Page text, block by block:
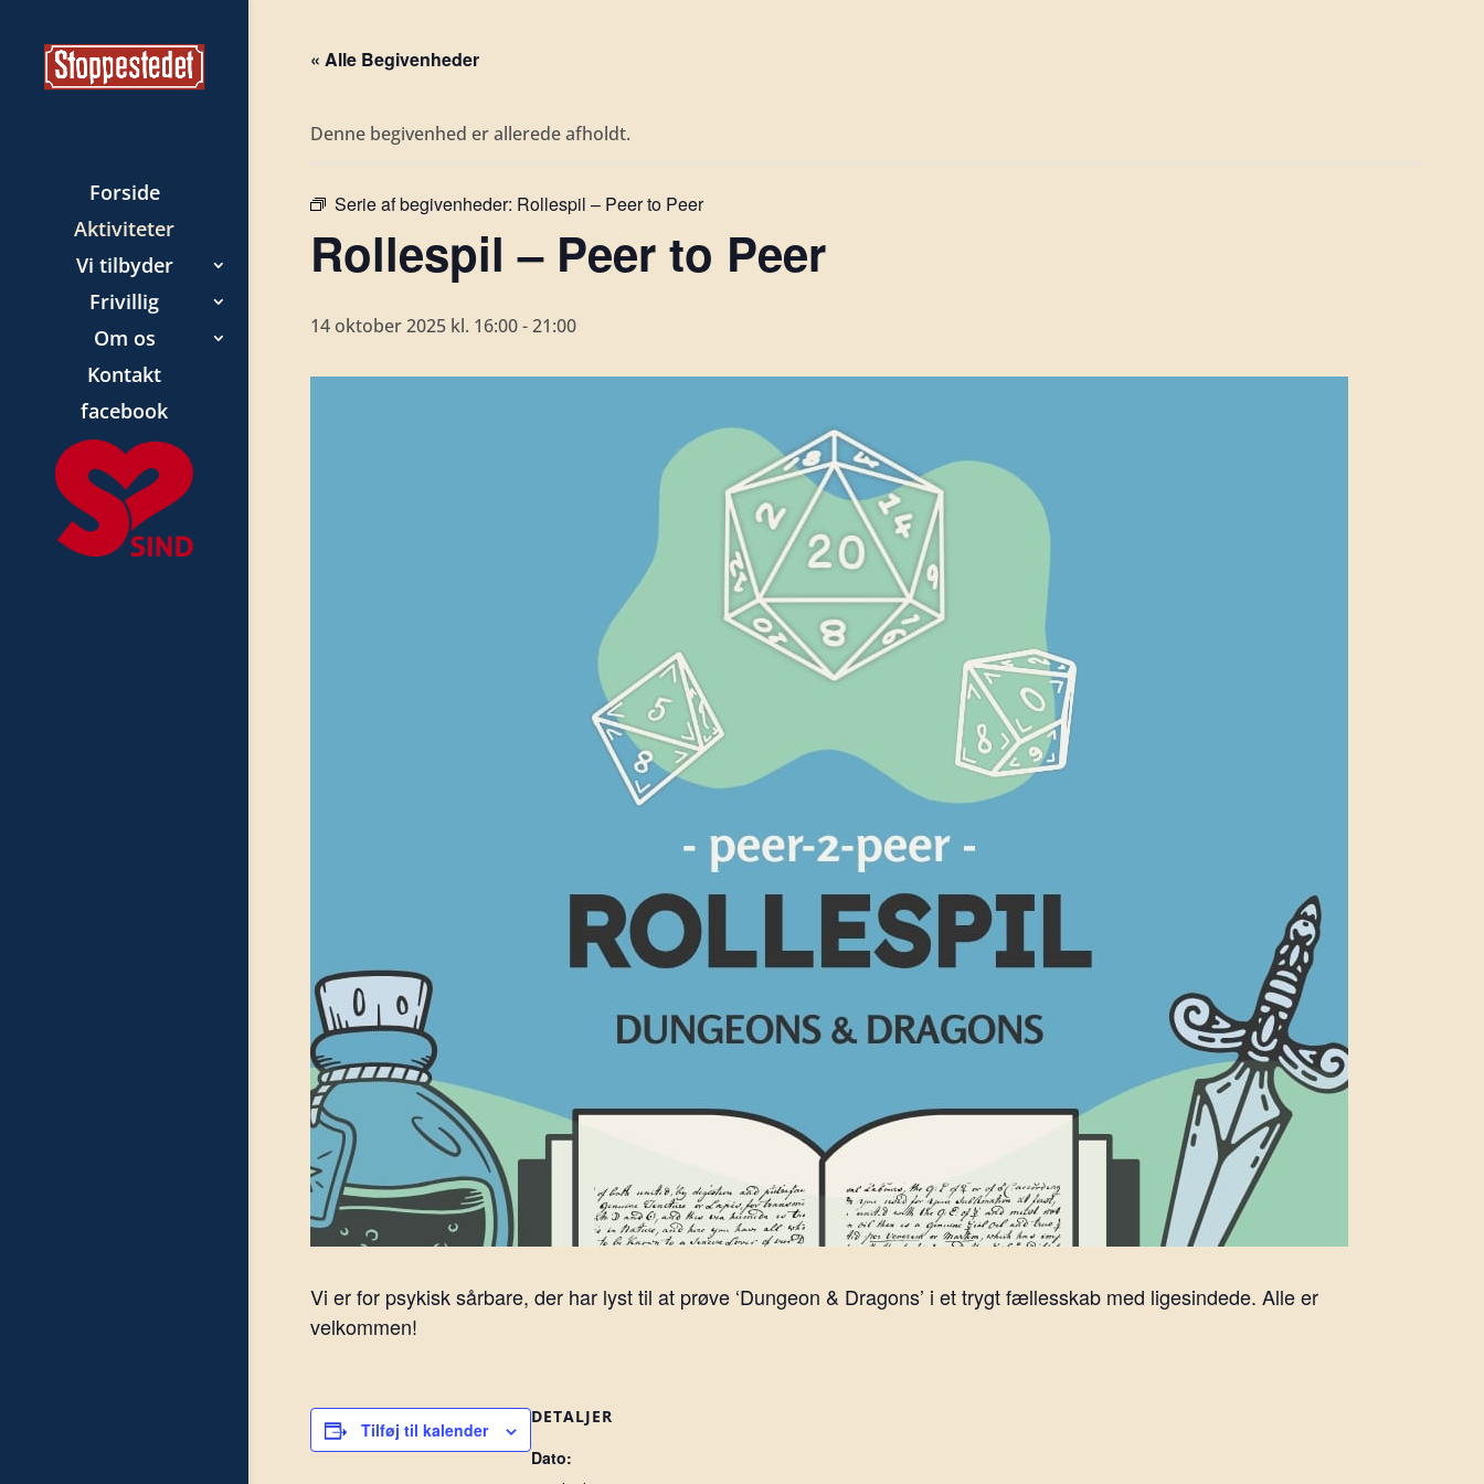
Forside
Aktiviteter
Vi tilbyder
Frivillig
Om os
Kontakt
facebook
« Alle Begivenheder
Denne begivenhed er allerede afholdt.
Serie af begivenheder: Rollespil – Peer to Peer
Rollespil – Peer to Peer
14 oktober 2025 kl. 16:00-21:00
Vi er for psykisk sårbare, der har lyst til at prøve ‘Dungeon & Dragons’ i et trygt fællesskab med ligesindede. Alle er
velkommen!
Tilføj til kalender
DETALJER
Dato: